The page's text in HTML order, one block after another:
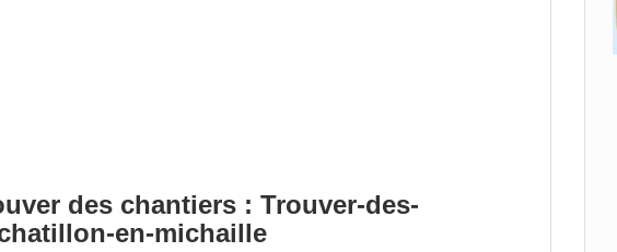
des chantiers : Trouver-des-
en-michaille